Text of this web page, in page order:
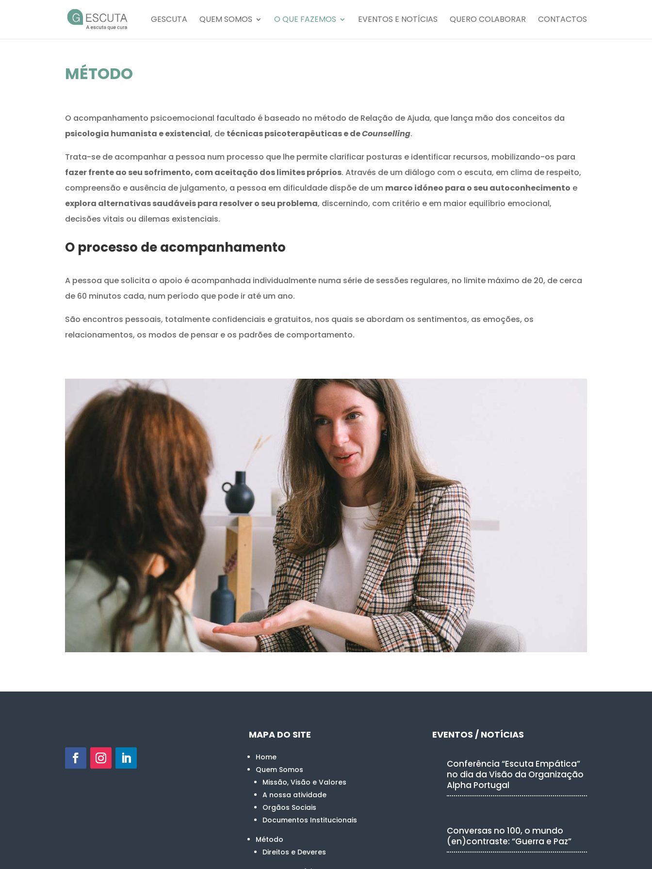
GESCUTA QUEM SOMOS O QUE FAZEMOS EVENTOS E NOTÍCIAS QUERO COLABORAR CONTACTOS
MÉTODO
O acompanhamento psicoemocional facultado é baseado no método de Relação de Ajuda, que lança mão dos conceitos da
psicologia humanista e existencial, de técnicas psicoterapêuticas e deCounselling.
Trata-se de acompanhar a pessoa num processo que lhe permite clarificar posturas e identificar recursos, mobilizando-os para
fazer frente ao seu sofrimento, com aceitação dos limites próprios. Através de um diálogo com o escuta, em clima de respeito,
compreensão e ausência de julgamento, a pessoa em dificuldade dispõe de um marco idóneo para o seu autoconhecimento e
explora alternativas saudáveis para resolver o seu problema, discernindo, com critério e em maior equilíbrio emocional,
decisões vitais ou dilemas existenciais.
O processo de acompanhamento
A pessoa que solicita o apoio é acompanhada individualmente numa série de sessões regulares, no limite máximo de 20, de cerca
de 60 minutos cada, num período que pode ir até um ano.
São encontros pessoais, totalmente confidenciais e gratuitos, nos quais se abordam os sentimentos, as emoções, os
relacionamentos, os modos de pensar e os padrões de comportamento.
MAPA DO SITE
Home
Quem Somos
Missão, Visão e Valores
A nossa atividade
Orgãos Sociais
Documentos Institucionais
Método
Direitos e Deveres
EVENTOS / NOTÍCIAS
Conferência “Escuta Empática”
no dia da Visão da Organização
Alpha Portugal
Conversas no 100, o mundo
(en)contraste: “Guerra e Paz”